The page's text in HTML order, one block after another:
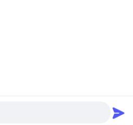
Bely Energy Technology
droits réservés.